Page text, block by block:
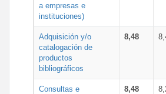
a empresas e
instituciones)
Adquisición y/o
catalogación de
productos
bibliográficos
8,48
Consultas e
8,48